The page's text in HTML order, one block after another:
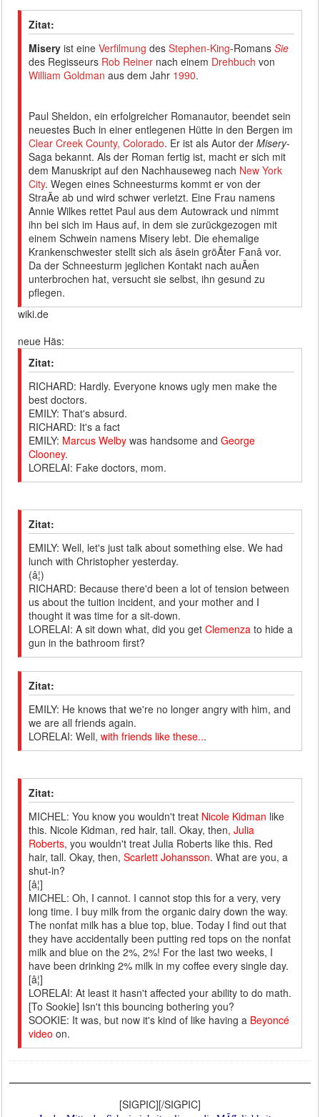
Zitat:
Misery ist eineVerfilmung desStephen-King-RomansSie
des Regisseurs Rob Reiner nach einem Drehbuch von
William Goldman aus dem Jahr 1990.
Paul Sheldon, ein erfolgreicher Romanautor, beendet sein
neuestes Buch in einer entlegenen Hütte in den Bergen im
Clear Creek County, Colorado. Er ist als Autor derMisery-
Saga bekannt. Als der Roman fertig ist, macht er sich mit
dem Manuskript auf den Nachhauseweg nach New York
City. Wegen eines Schneesturms kommt er von der
StraÃe ab und wird schwer verletzt. Eine Frau namens
Annie Wilkes rettet Paul aus dem Autowrack und nimmt
ihn bei sich im Haus auf, in dem sie zurückgezogen mit
einem Schwein namens Misery lebt. Die ehemalige
Krankenschwester stellt sich als âsein gröÃter Fanâ vor.
Da der Schneesturm jeglichen Kontakt nach auÃen
unterbrochen hat, versucht sie selbst, ihn gesund zu
pflegen.
wiki.de
neue Häs:
Zitat:
RICHARD: Hardly. Everyone knows ugly men make the
best doctors.
EMILY: That's absurd.
RICHARD: It's a fact
EMILY: Marcus Welby was handsome andGeorge
Clooney.
LORELAI: Fake doctors, mom.
Zitat:
EMILY: Well, let's just talk about something else. We had
lunch with Christopher yesterday.
(â¦)
RICHARD: Because there'd been a lot of tension between
us about the tuition incident, and your mother and I
thought it was time for a sit-down.
LORELAI: A sit down what, did you getClemenzato hide a
gun in the bathroom first?
Zitat:
EMILY: He knows that we're no longer angry with him, and
we are all friends again.
LORELAI: Well,with friends like these...
Zitat:
MICHEL: You know you wouldn't treat Nicole Kidman like
this. Nicole Kidman, red hair, tall. Okay, then, Julia
Roberts, you wouldn't treat Julia Roberts like this. Red
hair, tall. Okay, then,Scarlett Johansson. What are you, a
shut-in?
[â¦]
MICHEL: Oh, I cannot. I cannot stop this for a very, very
long time. I buy milk from the organic dairy down the way.
The nonfat milk has a blue top, blue. Today I find out that
they have accidentally been putting red tops on the nonfat
milk and blue on the 2%, 2%! For the last two weeks, I
have been drinking 2% milk in my coffee every single day.
[â¦]
LORELAI: At least it hasn't affected your ability to do math.
[To Sookie] Isn't this bouncing bothering you?
SOOKIE: It was, but now it's kind of like having a Beyoncé
video on.
[SIGPIC][/SIGPIC]